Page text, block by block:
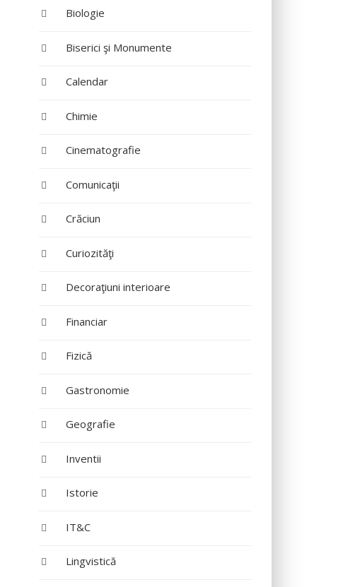
Biologie
Biserici şi Monumente
Calendar
Chimie
Cinematografie
Comunicaţii
Crăciun
Curiozităţi
Decoraţiuni interioare
Financiar
Fizică
Gastronomie
Geografie
Inventii
Istorie
IT&C
Lingvistică